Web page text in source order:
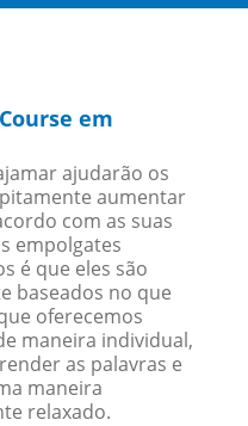
em
ajudarão os
aumentar
com as suas
empolgates
é que eles são
baseados no que
oferecemos
maneira individual,
as palavras e
maneira
relaxado.